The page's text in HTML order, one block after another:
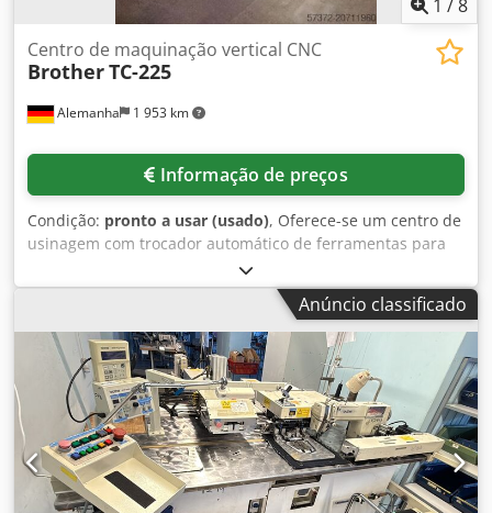
1 /8
Alemanha 1 953 km
Centro de maquinação vertical CNC
BrotherTC-225
Informação de preços
Condição: pronto a usar (usado), Oferece-se um centro de
usinagem com trocador automático de ferramentas para
10 ferramentas. Área útil da mesa X/Y: 600mm/300mm,
percursos X/Y/Z: aprox. 420mm/300mm/250mm, rotação do
spindle: 6000 rpm. Porta-ferramentas: BT30. Comando:
Brother CNC-400, peso da máquina: aprox. 2000 kg, inclui
manual. Inspeção possível mediante acordo. Crodpfx Asx
Ecu Ejk Ejf
Anúncio classificado